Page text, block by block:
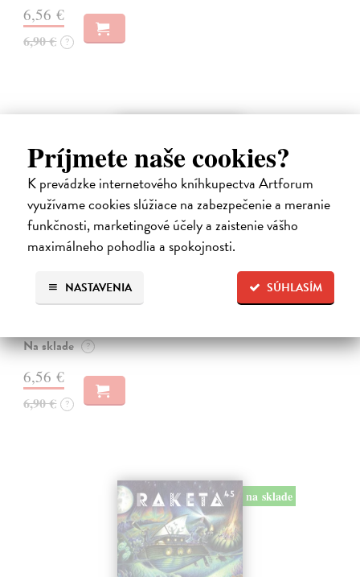
Príjmete naše cookies?
K prevádzke internetového kníhkupectva Artforum
využívame cookies slúžiace na zabezpečenie a meranie
funkčnosti, marketingové účely a zaistenie vášho
maximálneho pohodlia a spokojnosti.
SÚHLASÍM
NASTAVENIA
6,56 €
6,90 € ?
Raketa 46/2026
kolektív autorov| Časopis
Na sklade ?
6,56 €
6,90 € ?
na sklade